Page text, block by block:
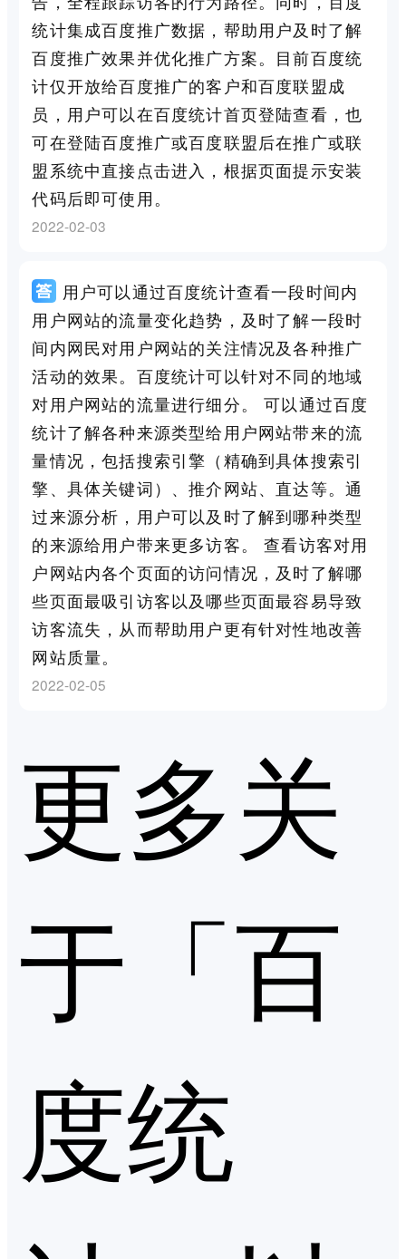
统计集成百度推广数据，帮助用户及时了解
百度推广效果并优化推广方案。目前百度统
计仅开放给百度推广的客户和百度联盟成
员，用户可以在百度统计首页登陆查看，也
可在登陆百度推广或百度联盟后在推广或联
盟系统中直接点击进入，根据页面提示安装
代码后即可使用。
2022-02-03
用户可以通过百度统计查看一段时间内
用户网站的流量变化趋势，及时了解一段时
间内网民对用户网站的关注情况及各种推广
活动的效果。百度统计可以针对不同的地域
对用户网站的流量进行细分。 可以通过百度
统计了解各种来源类型给用户网站带来的流
量情况，包括搜索引擎（精确到具体搜索引
擎、具体关键词）、推介网站、直达等。通
过来源分析，用户可以及时了解到哪种类型
的来源给用户带来更多访客。 查看访客对用
户网站内各个页面的访问情况，及时了解哪
些页面最吸引访客以及哪些页面最容易导致
访客流失，从而帮助用户更有针对性地改善
网站质量。
2022-02-05
更多关
于「百
度统